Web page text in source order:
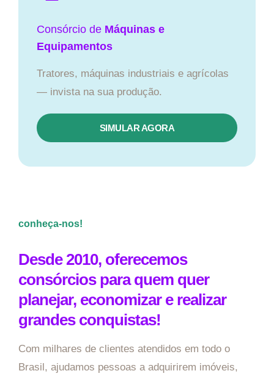
Consórcio de Máquinas e
Equipamentos
Tratores, máquinas industriais e agrícolas
— invista na sua produção.
SIMULAR AGORA
conheça-nos!
Desde 2010, oferecemos
consórcios para quem quer
planejar, economizar e realizar
grandes conquistas!
Com milhares de clientes atendidos em todo o
Brasil, ajudamos pessoas a adquirirem imóveis,